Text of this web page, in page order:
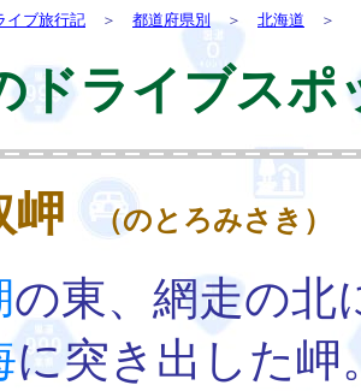
イブ旅行記 ＞ 都道府県別＞ 北海道 ＞
ドライブスポ
岬 （のとろみさき）
の東、網走の北
に突き出した岬